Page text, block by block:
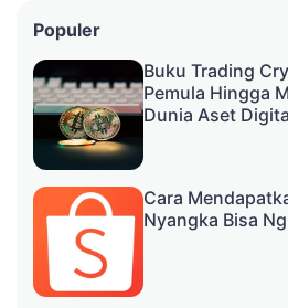
Populer
Buku Trading
Pemula Hingga
Dunia Aset
Cara
Nyangka Bisa